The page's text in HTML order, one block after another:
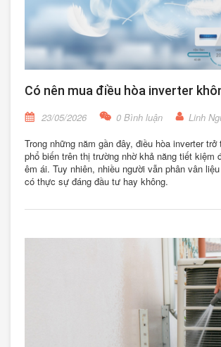
Có nên mua điều hòa inverter
23/05/2026 0 Bình luận
Linh
Trong những năm gần đây, điều hòa inverter
phổ biến trên thị trường nhờ khả năng tiết kiệm
êm ái. Tuy nhiên, nhiều người vẫn phân vân
có thực sự đáng đầu tư hay không.